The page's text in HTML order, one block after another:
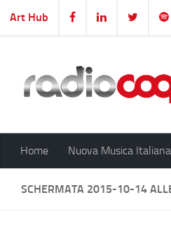
Salta al contenuto
Art Hub
Home Nuova Musica Italiana
SCHERMATA 2015-10-14